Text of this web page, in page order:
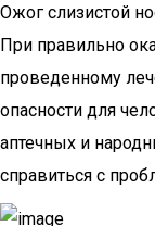
Ожог слизистой
При правильно
проведенному
опасности для
аптечных и
справиться с